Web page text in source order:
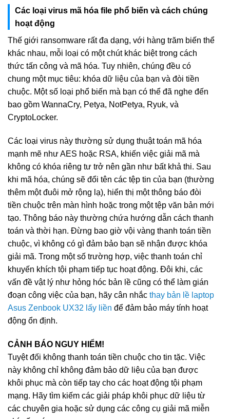
Các loại virus mã hóa file phổ biến và cách chúng
hoạt động
Thế giới ransomware rất đa dạng, với hàng trăm biến thể
khác nhau, mỗi loại có một chút khác biệt trong cách
thức tấn công và mã hóa. Tuy nhiên, chúng đều có
chung một mục tiêu: khóa dữ liệu của bạn và đòi tiền
chuộc. Một số loại phổ biến mà bạn có thể đã nghe đến
bao gồm WannaCry, Petya, NotPetya, Ryuk, và
CryptoLocker.
Các loại virus này thường sử dụng thuật toán mã hóa
mạnh mẽ như AES hoặc RSA, khiến việc giải mã mà
không có khóa riêng tư trở nên gần như bất khả thi. Sau
khi mã hóa, chúng sẽ đổi tên các tệp tin của bạn (thường
thêm một đuôi mở rộng lạ), hiển thị một thông báo đòi
tiền chuộc trên màn hình hoặc trong một tệp văn bản mới
tạo. Thông báo này thường chứa hướng dẫn cách thanh
toán và thời hạn. Đừng bao giờ vội vàng thanh toán tiền
chuộc, vì không có gì đảm bảo bạn sẽ nhận được khóa
giải mã. Trong một số trường hợp, việc thanh toán chỉ
khuyến khích tội phạm tiếp tục hoạt động. Đôi khi, các
vấn đề vật lý như hỏng hóc bản lề cũng có thể làm gián
đoạn công việc của bạn, hãy cân nhắc thay bản lề laptop
Asus Zenbook UX32 lấy liền để đảm bảo máy tính hoạt
động ổn định.
CẢNH BÁO NGUY HIỂM!
Tuyệt đối không thanh toán tiền chuộc cho tin tặc. Việc
này không chỉ không đảm bảo dữ liệu của bạn được
khôi phục mà còn tiếp tay cho các hoạt động tội phạm
mạng. Hãy tìm kiếm các giải pháp khôi phục dữ liệu từ
các chuyên gia hoặc sử dụng các công cụ giải mã miễn